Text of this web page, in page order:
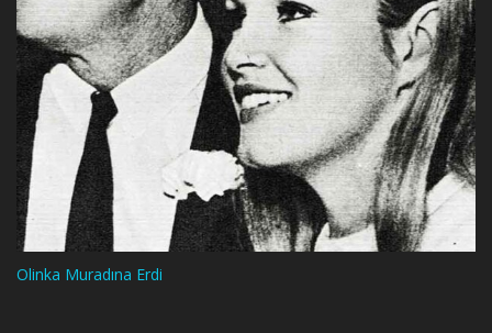
Olinka Muradına Erdi